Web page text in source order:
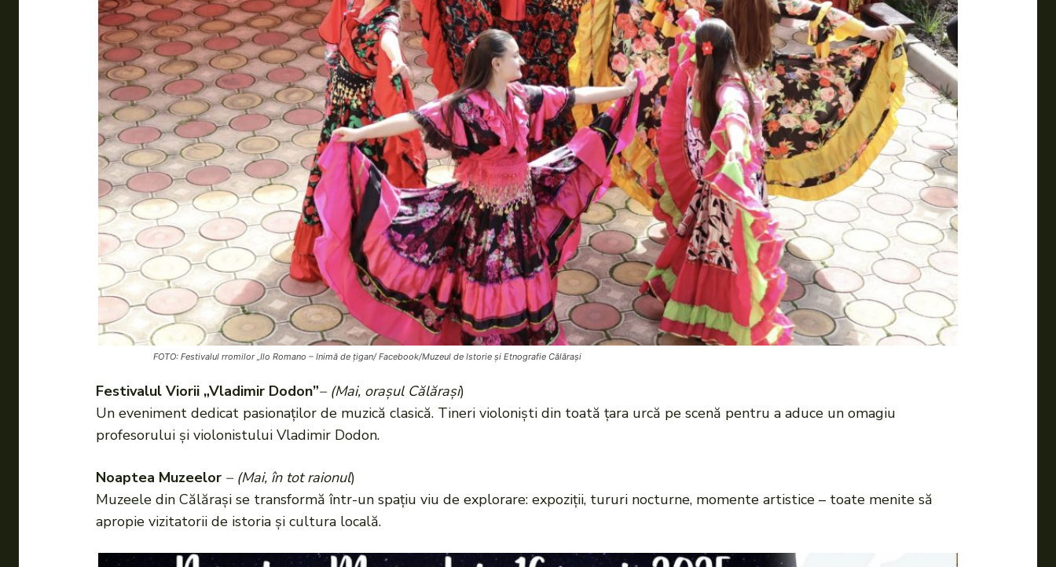
FOTO: Festivalul rromilor „Ilo Romano – Inimă de țigan/ Facebook/Muzeul de Istorie și Etnografie Călărași
Festivalul Viorii „Vladimir Dodon”– (Mai, orașul Călărași)
Un eveniment dedicat pasionaților de muzică clasică. Tineri violoniști din toată țara urcă pe scenă pentru a aduce un omagiu
profesorului și violonistului Vladimir Dodon.
Noaptea Muzeelor – (Mai, în tot raionul)
Muzeele din Călărași se transformă într-un spațiu viu de explorare: expoziții, tururi nocturne, momente artistice – toate menite să
apropie vizitatorii de istoria și cultura locală.